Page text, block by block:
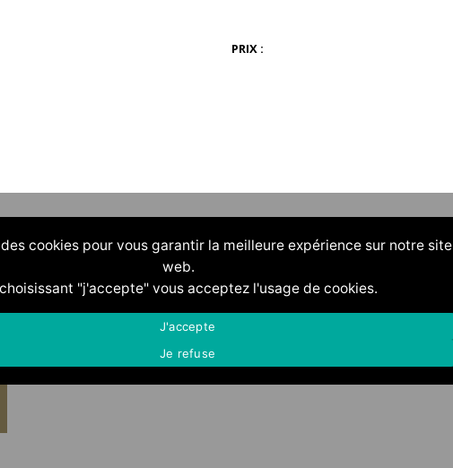
PRIX :
cookies pour vous garantir la meilleure expérience sur notre site
web.
"j'accepte" vous acceptez l'usage de cookies.
J'accepte
Je refuse